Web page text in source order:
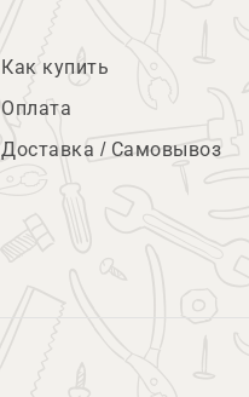
Как купить
Оплата
Доставка / Самовывоз